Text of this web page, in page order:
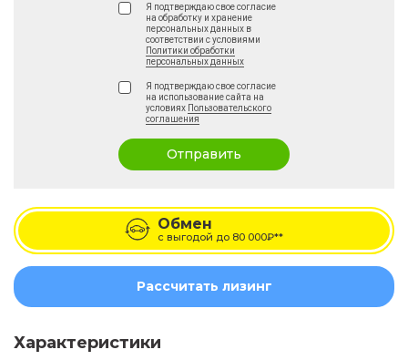
Я подтверждаю свое согласие
на обработку и хранение
персональных данных в
соответствии с условиями
Политики обработки
персональных данных
Я подтверждаю свое согласие
на использование сайта на
условиях Пользовательского
соглашения
Отправить
Обмен
с выгодой до 80 000₽**
Рассчитать лизинг
Характеристики